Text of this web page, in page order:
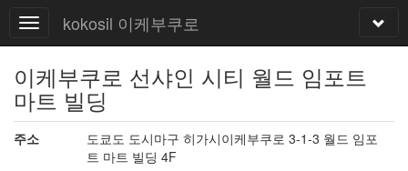
kokosil 이케부쿠로
이케부쿠로 선샤인 시티 월드 임포트
마트 빌딩
주소
도쿄도 도시마구 히가시이케부쿠로 3-1-3 월드 임포
트 마트 빌딩 4F